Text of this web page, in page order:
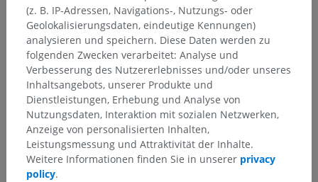
(z. B. IP-Adressen, Navigations-, Nutzungs- oder
Geolokalisierungsdaten, eindeutige Kennungen)
analysieren und speichern. Diese Daten werden zu
folgenden Zwecken verarbeitet: Analyse und
Verbesserung des Nutzererlebnisses und/oder unseres
Inhaltsangebots, unserer Produkte und
Dienstleistungen, Erhebung und Analyse von
Nutzungsdaten, Interaktion mit sozialen Netzwerken,
Anzeige von personalisierten Inhalten,
Leistungsmessung und Attraktivität der Inhalte.
Weitere Informationen finden Sie in unserer privacy
policy.